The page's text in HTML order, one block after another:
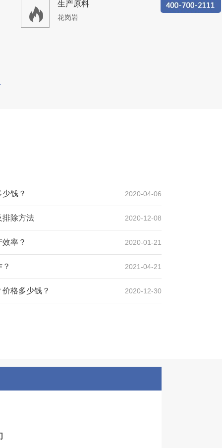
生产原料
石灰岩、青石
钱？ 2020-04-06
排除方法 2020-12-08
率？ 2020-01-21
2021-04-21
格多少钱？ 2020-12-30